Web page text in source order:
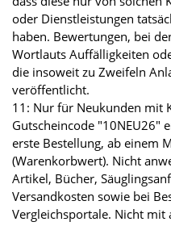
oder Dienstleistungen
haben. Bewertungen, bei
Wortlauts Auffälligkeiten
die insoweit zu Zweifeln
veröffentlicht.
11: Nur für Neukunden mit
Gutscheincode "10NEU26"
erste Bestellung, ab einem
(Warenkorbwert). Nicht
Artikel, Bücher,
Versandkosten sowie bei
Vergleichsportale. Nicht